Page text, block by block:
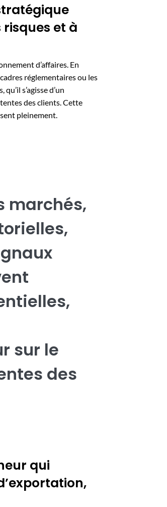
et à
d’affaires. En
réglementaires ou les
s’agisse d’un
des clients. Cette
pleinement.
marchés,
sur le
des
qui